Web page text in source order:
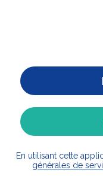
En utilisant cette
générales de